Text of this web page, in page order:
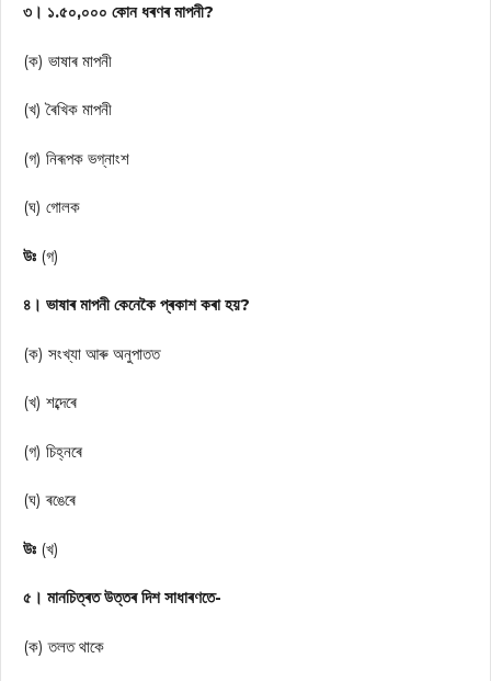
৩। ১.৫০,০০০ কোন ধৰণৰ মাপনী?
(ক) ভাষাৰ মাপনী
(খ) ৰৈখিক মাপনী
(গ) নিৰূপক ভগ্নাংশ
(ঘ) গোলক
উঃ (গ)
৪। ভাষাৰ মাপনী কেনেকৈ প্ৰকাশ কৰা হয়?
(ক) সংখ্যা আৰু অনুপাতত
(খ) শব্দেৰে
(গ) চিহ্নৰে
(ঘ) ৰঙেৰে
উঃ (খ)
৫। মানচিত্ৰত উত্তৰ দিশ সাধাৰণতে-
(ক) তলত থাকে